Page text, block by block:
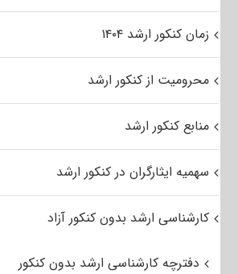
زمان کنکور ارشد ۱۴۰۴
محرومیت از کنکور ارشد
منابع کنکور ارشد
سهمیه ایثارگران در کنکور ارشد
کارشناسی ارشد بدون کنکور آزاد
دفترچه کارشناسی ارشد بدون کنکور